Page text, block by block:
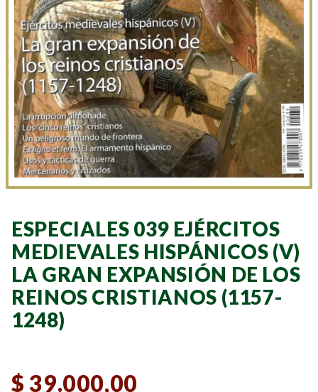
ESPECIALES 039 EJÉRCITOS
MEDIEVALES HISPÁNICOS (V)
LA GRAN EXPANSIÓN DE LOS
REINOS CRISTIANOS (1157-
1248)
$ 39.000,00